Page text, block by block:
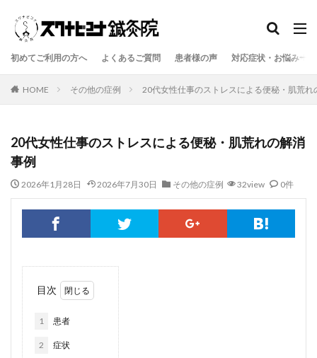
初めてご利用の方へ よくあるご質問 患者様の声 対応症状・お悩み一覧
HOME その他の症例 20代女性仕事のストレスによる便秘・肌荒れ
20代女性仕事のストレスによる便秘・肌荒れの解消
事例
2026年1月28日 2026年7月30日 その他の症例 32view 0件
目次
1 患者
2 症状